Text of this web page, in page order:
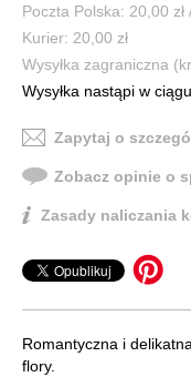
Poczta Polska: 20,00 zł
Kurier: 20,00 zł
Wysyłka zagraniczna
Wysyłka nastąpi w
Zapytaj o
Zobacz opinie o
Zasady naliczania
Romantyczna i
flory.